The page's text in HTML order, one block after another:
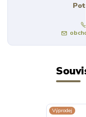
Výprodej